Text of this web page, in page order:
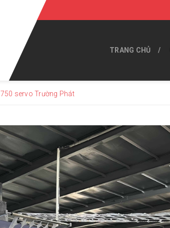
TRANG CHỦ
servo Trường Phát